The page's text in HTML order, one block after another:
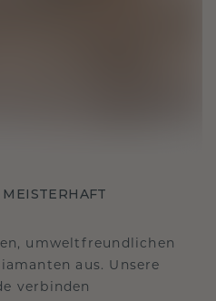
umweltfreundlichen
aus. Unsere
verbinden